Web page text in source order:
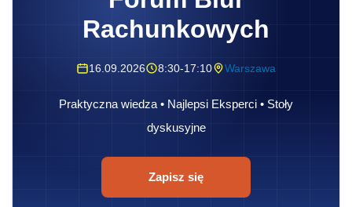
Rachunkowych
16.09.2026 8:30-17:10 Warszawa
Praktyczna wiedza • Najlepsi Eksperci • Stoły
dyskusyjne
Zapisz się